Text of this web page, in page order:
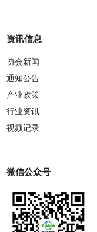
资讯信息
协会新闻
通知公告
产业政策
行业资讯
视频记录
微信公众号